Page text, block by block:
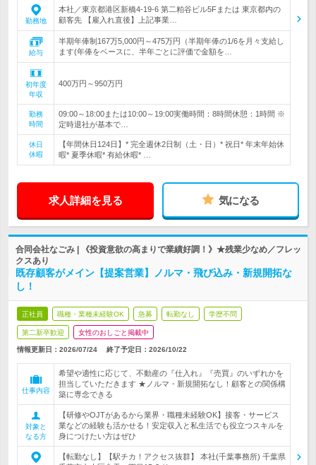
勤務地
本社／東京都港区新橋4-19-6 第二粕谷ビル5Fまたは 東京都内の
顧客先 【雇入れ直後】上記事業…
給与
半期年俸制167万5,000円～475万円（半期年俸の1/6を月々支給し
ます(年俸をベースに、半年ごとに評価で金額を…
初年度
年収
400万円～950万円
勤務
時間
09:00～18:00または10:00～19:00実働時間：8時間休憩：1時間 ※
定時退社が基本で…
休日
休暇
【年間休日124日】* 完全週休2日制（土・日）* 祝日* 年末年始休
暇* 夏季休暇* 有給休暇* …
求人詳細を見る 気になる
合同会社なごみ | 《投資意欲の高まりで業績好調！》★残業少なめ／フレッ
クスあり
既存顧客がメイン【提案営業】ノルマ・飛び込み・新規開拓な
し！
正社員 職種・業種未経験OK 急募 転勤なし 学歴不問
第二新卒歓迎 女性のおしごと掲載中
情報更新日：2026/07/24 終了予定日： 2026/10/22
仕事内容
希望や適性に応じて、不動産の『仕入れ』『売買』のいずれかを
担当していただきます ★ノルマ・新規開拓なし！顧客との関係構
築に専念できる
対象と
なる方
【研修やOJTがあるから業界・職種未経験OK】接客・サービス
業などの経験も活かせる！安定収入と私生活でも役立つスキルを
身につけたい方はぜひ
【転勤なし】【駅チカ！アクセス抜群】 本社(千葉事務所) 千葉県